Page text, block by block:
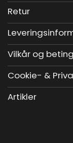
Retur
Vilkår og
Cookie- &
Artikler